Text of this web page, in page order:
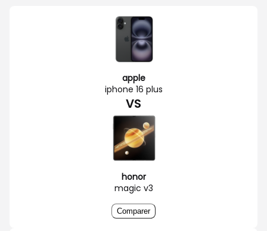
apple
iphone 16 plus
VS
honor
magic v3
Comparer